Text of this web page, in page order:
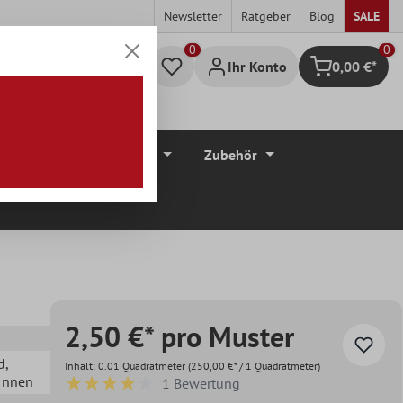
Newsletter Ratgeber Blog SALE
Ihr Konto Warenkorb
0
0,00 €*
Zubehör
,
2,50 €* pro Muster
Inhalt: 0.01 Quadratmeter (250,00 €* / 1 Quadratmeter)
Durchschnittliche Bewertung von 4 von 5 Sternen
1 Bewertung